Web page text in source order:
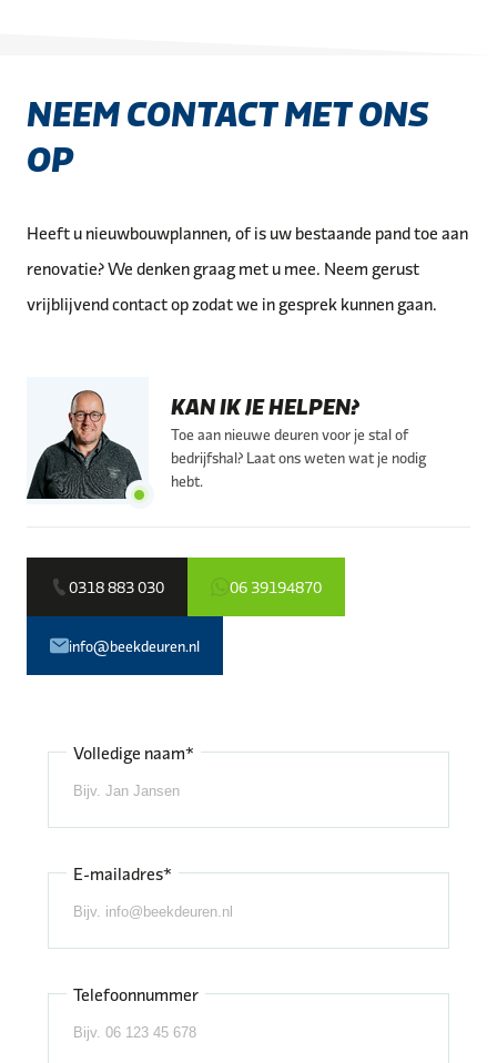
NEEM CONTACT MET ONS
OP
Heeft u nieuwbouwplannen, of is uw bestaande pand toe aan
renovatie? We denken graag met u mee. Neem gerust
vrijblijvend contact op zodat we in gesprek kunnen gaan.
KAN IK JE HELPEN?
Toe aan nieuwe deuren voor je stal of
bedrijfshal? Laat ons weten wat je nodig
hebt.
0318 883 030 06 39194870
info@beekdeuren.nl
Volledige naam*
E-mailadres*
Telefoonnummer